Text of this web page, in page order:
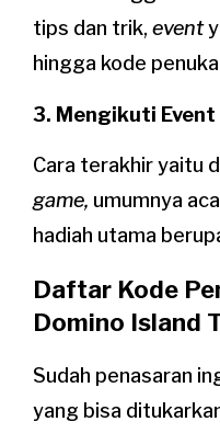
tips dan trik,event
hingga kode
3. Mengikuti Event
Cara terakhir yaitu
game, umumnya
hadiah utama
Daftar Kode
Domino Island
Sudah penasaran
yang bisa